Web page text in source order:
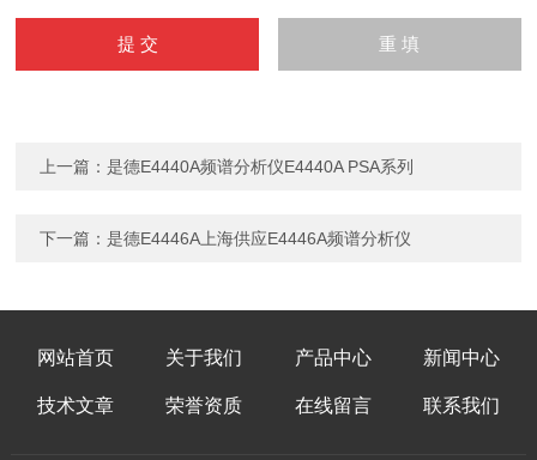
上一篇：是德E4440A频谱分析仪E4440A PSA系列
下一篇：是德E4446A上海供应E4446A频谱分析仪
网站首页 关于我们 产品中心 新闻中心
技术文章 荣誉资质 在线留言 联系我们